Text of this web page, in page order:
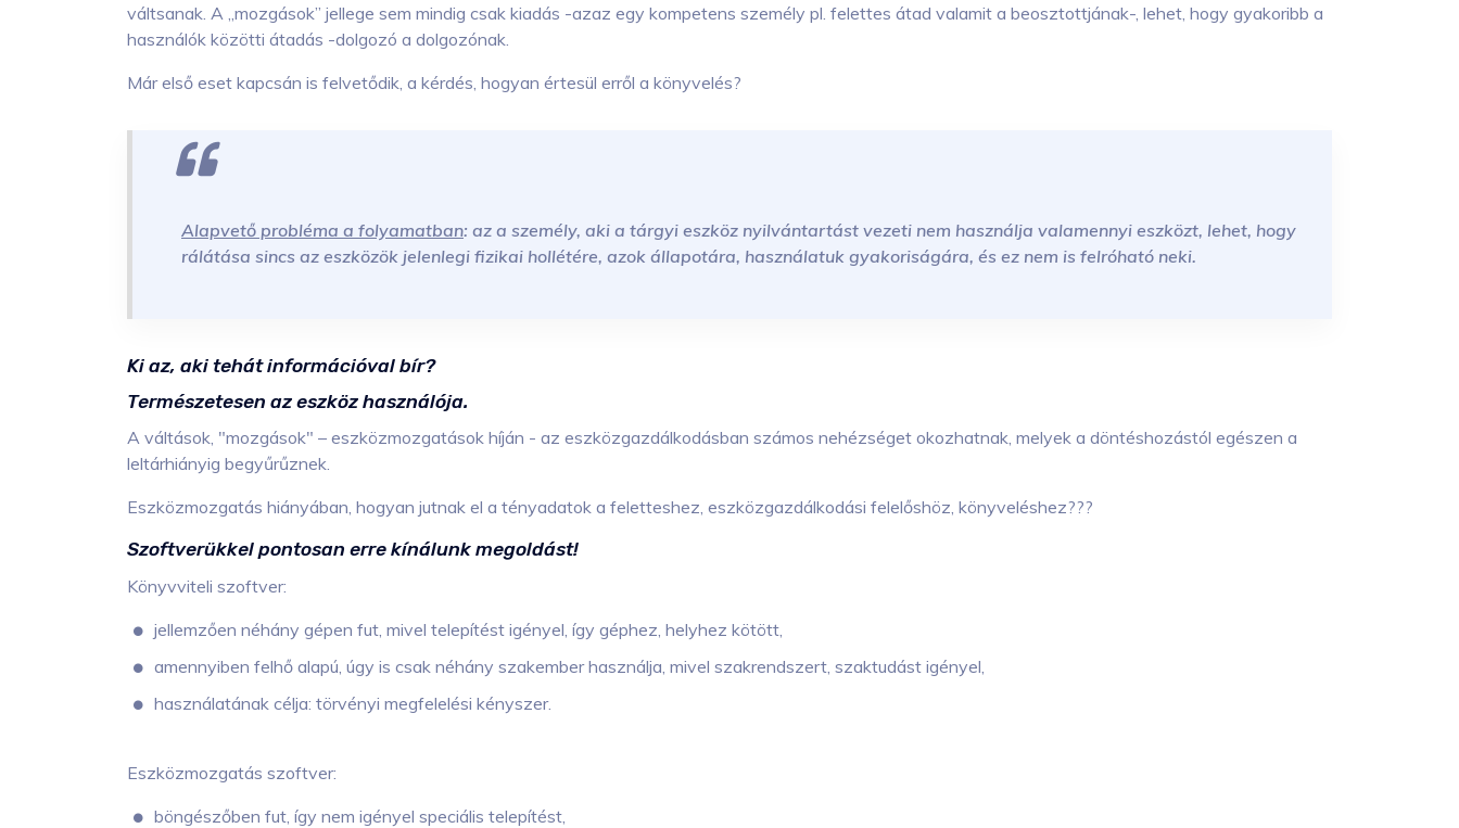
váltsanak. A „mozgások” jellege sem mindig csak kiadás -azaz egy kompetens személy pl. felettes átad valamit a beosztottjának-, lehet, hogy gyakoribb a
használók közötti átadás -dolgozó a dolgozónak.
Már első eset kapcsán is felvetődik, a kérdés, hogyan értesül erről a könyvelés?
Alapvető probléma a folyamatban: az a személy, aki a tárgyi eszköz nyilvántartást vezeti nem használja valamennyi eszközt, lehet, hogy
rálátása sincs az eszközök jelenlegi fizikai hollétére, azok állapotára, használatuk gyakoriságára, és ez nem is felróható neki.
Ki az, aki tehát információval bír?
Természetesen az eszköz használója.
A váltások, "mozgások" – eszközmozgatások híján - az eszközgazdálkodásban számos nehézséget okozhatnak, melyek a döntéshozástól egészen a
leltárhiányig begyűrűznek.
Eszközmozgatás hiányában, hogyan jutnak el a tényadatok a feletteshez, eszközgazdálkodási felelőshöz, könyveléshez???
Szoftverükkel pontosan erre kínálunk megoldást!
Könyvviteli szoftver:
jellemzően néhány gépen fut, mivel telepítést igényel, így géphez, helyhez kötött,
amennyiben felhő alapú, úgy is csak néhány szakember használja, mivel szakrendszert, szaktudást igényel,
használatának célja: törvényi megfelelési kényszer.
Eszközmozgatás szoftver:
böngészőben fut, így nem igényel speciális telepítést,